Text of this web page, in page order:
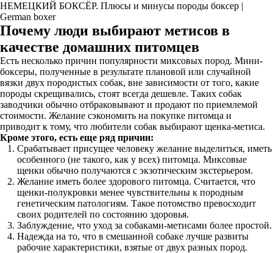
НЕМЕЦКИЙ БОКСЁР. Плюсы и минусы породы боксер |
German boxer
Почему люди выбирают метисов в
качестве домашних питомцев
Есть несколько причин популярности миксовых пород. Мини-
боксеры, полученные в результате плановой или случайной
вязки двух породистых собак, вне зависимости от того, какие
породы скрещивались, стоят всегда дешевле. Таких собак
заводчики обычно отбраковывают и продают по приемлемой
стоимости. Желание сэкономить на покупке питомца и
приводит к тому, что любители собак выбирают щенка-метиса.
Кроме этого, есть еще ряд причин:
Срабатывает присущее человеку желание выделиться, иметь
особенного (не такого, как у всех) питомца. Миксовые
щенки обычно получаются с экзотическим экстерьером.
Желание иметь более здорового питомца. Считается, что
щенки-полукровки менее чувствительны к породным
генетическим патологиям. Такое потомство превосходит
своих родителей по состоянию здоровья.
Заблуждение, что уход за собаками-метисами более простой.
Надежда на то, что в смешанной собаке лучше развиты
рабочие характеристики, взятые от двух разных пород.